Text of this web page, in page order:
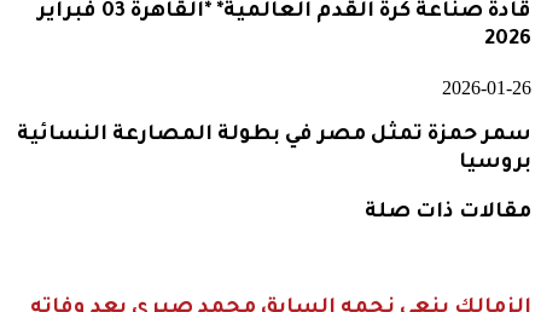
قادة صناعة كرة القدم العالمية* *القاهرة 03 فبراير
2026
2026-01-26
سمر حمزة تمثل مصر في بطولة المصارعة النسائية
بروسيا
مقالات ذات صلة